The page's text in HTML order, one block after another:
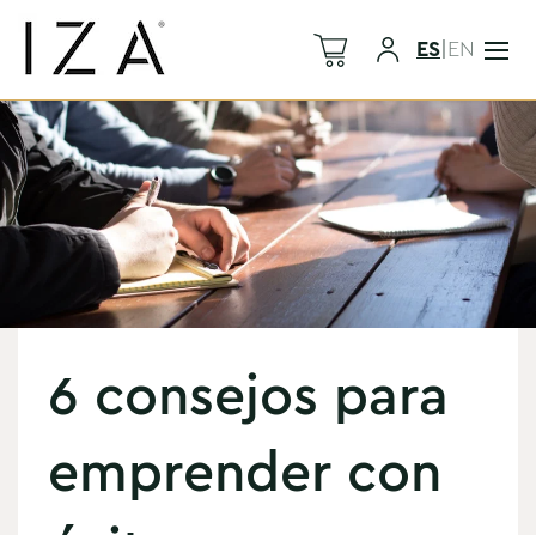
ES|EN
6 consejos para
emprender con